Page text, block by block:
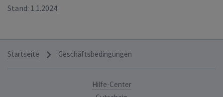
Stand: 1.1.2024
Startseite navigate_next Geschäftsbedingungen
Hilfe-Center